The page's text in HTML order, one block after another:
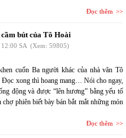
Đọc thêm
bút của Tô Hoài
12:00 SA (Xem: 59805)
cuốn Ba người khác của nhà văn Tô
Đọc xong thì hoang mang… Nói cho ngay,
động và được “lên hương” bằng yếu tố
phiên biết bày bán bắt mắt những món
Đọc thêm